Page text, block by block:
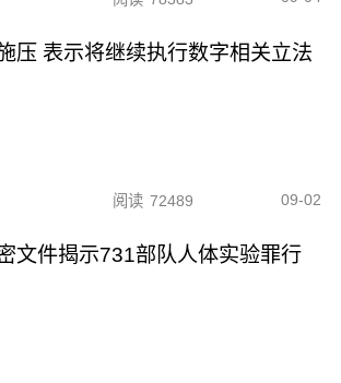
压 表示将继续执行数字相关立法
阅读 72489 09-02
文件揭示731部队人体实验罪行